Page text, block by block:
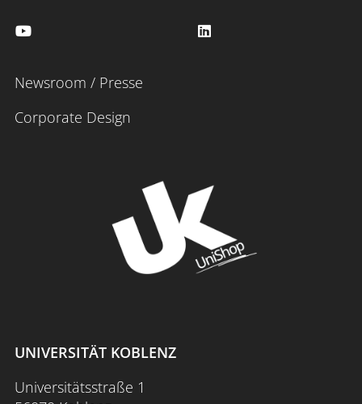
Newsroom / Presse
Corporate Design
UNIVERSITÄT KOBLENZ
Universitätsstraße 1